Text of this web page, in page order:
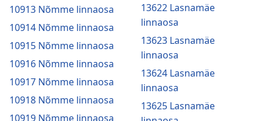
10913 Nõmme linnaosa
10914 Nõmme linnaosa
10915 Nõmme linnaosa
10916 Nõmme linnaosa
10917 Nõmme linnaosa
10918 Nõmme linnaosa
10919 Nõmme linnaosa
13622 Lasnamäe
linnaosa
13623 Lasnamäe
linnaosa
13624 Lasnamäe
linnaosa
13625 Lasnamäe